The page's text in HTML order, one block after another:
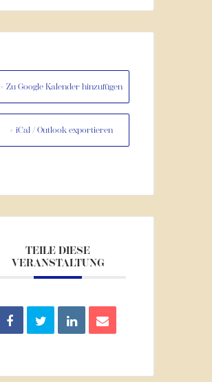
+ Zu Google Kalender hinzufügen
+ iCal / Outlook exportieren
TEILE DIESE
VERANSTALTUNG